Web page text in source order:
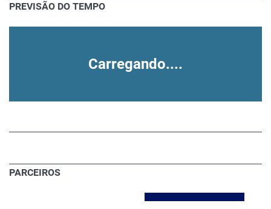
PREVISÃO DO TEMPO
Carregando....
PARCEIROS